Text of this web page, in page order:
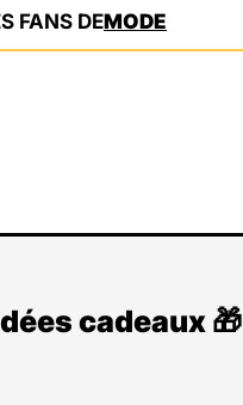
FANS DEMODE
cadeaux 🎁